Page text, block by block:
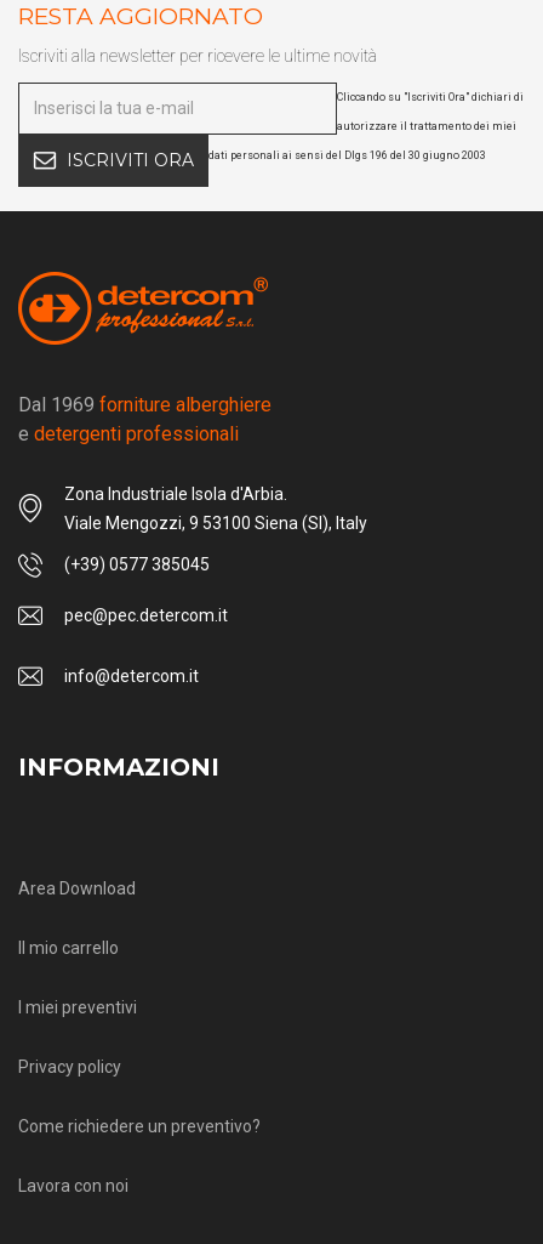
RESTA AGGIORNATO
Iscriviti alla newsletter per ricevere le ultime novità
ISCRIVITI ORA
Cliccando su "Iscriviti Ora" dichiari di
autorizzare il trattamento dei miei
dati personali ai sensi del Dlgs 196 del 30 giugno 2003
Dal 1969 forniture alberghiere
e detergenti professionali
Zona Industriale Isola d'Arbia.
Viale Mengozzi, 9 53100 Siena (SI), Italy
(+39) 0577 385045
pec@pec.detercom.it
info@detercom.it
INFORMAZIONI
Area Download
Il mio carrello
I miei preventivi
Privacy policy
Come richiedere un preventivo?
Lavora con noi